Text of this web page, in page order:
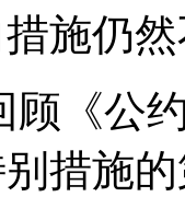
施仍
顾《公
措施